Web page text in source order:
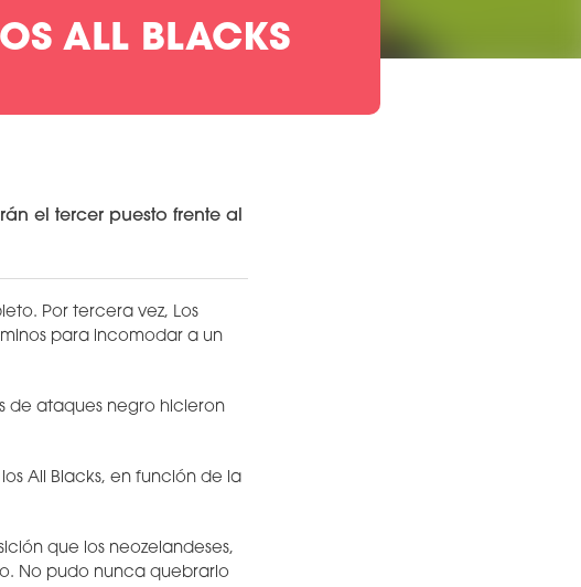
ALL BLACKS
el tercer puesto frente al
Por tercera vez, Los
para incomodar a un
de ataques negro hicieron
All Blacks, en función de la
que los neozelandeses,
No pudo nunca quebrarlo